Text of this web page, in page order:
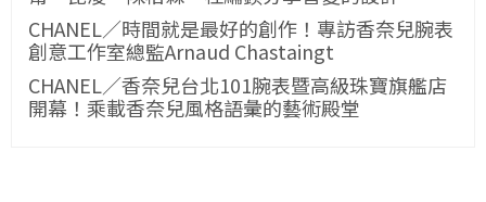
CHANEL／時間就是最好的創作！專訪香奈兒腕表
創意工作室總監Arnaud Chastaingt
CHANEL／香奈兒台北101腕表暨高級珠寶旗艦店
開幕！乘載香奈兒風格語彙的藝術殿堂